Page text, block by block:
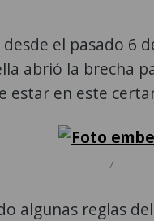
el pasado 6
abrió la brecha
estar en este
/
algunas reglas